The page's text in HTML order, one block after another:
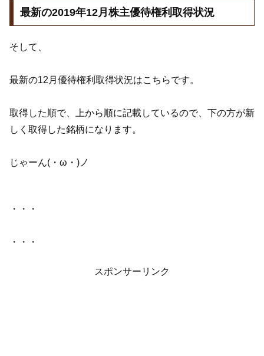
最新の2019年12月株主優待権利取得状況
そして、
最新の12月優待権利取得状況はこちらです。
取得した順で、上から順に記載しているので、下の方が新
しく取得した銘柄になります。
じゃーん(・ω・)ノ
・・・
・・・
スポンサーリンク